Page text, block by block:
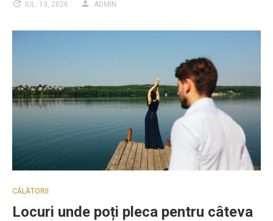
IUL. 13, 2026 ADMIN
CĂLĂTORII
Locuri unde poți pleca pentru câteva